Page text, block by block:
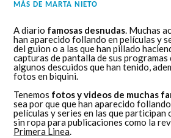
MÁS DE MARTA NIETO
A diario famosas desnudas. Muchas
han aparecido follando en películas y
del guion o a las que han pillado
capturas de pantalla de sus
algunos descuidos que han tenido,
fotos en biquini.
Tenemos fotos y videos de muchas
sea por que que han aparecido
películas y series en las que participan
sin ropa para publicaciones como la
Primera Linea.